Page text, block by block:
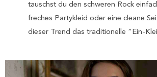
tauschst du den schweren Rock
freches Partykleid oder eine cleane
dieser Trend das traditionelle “Ein-